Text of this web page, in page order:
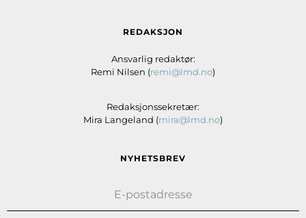
REDAKSJON
Ansvarlig redaktør:
Remi Nilsen (remi@lmd.no)
Redaksjonssekretær:
Mira Langeland (mira@lmd.no)
NYHETSBREV